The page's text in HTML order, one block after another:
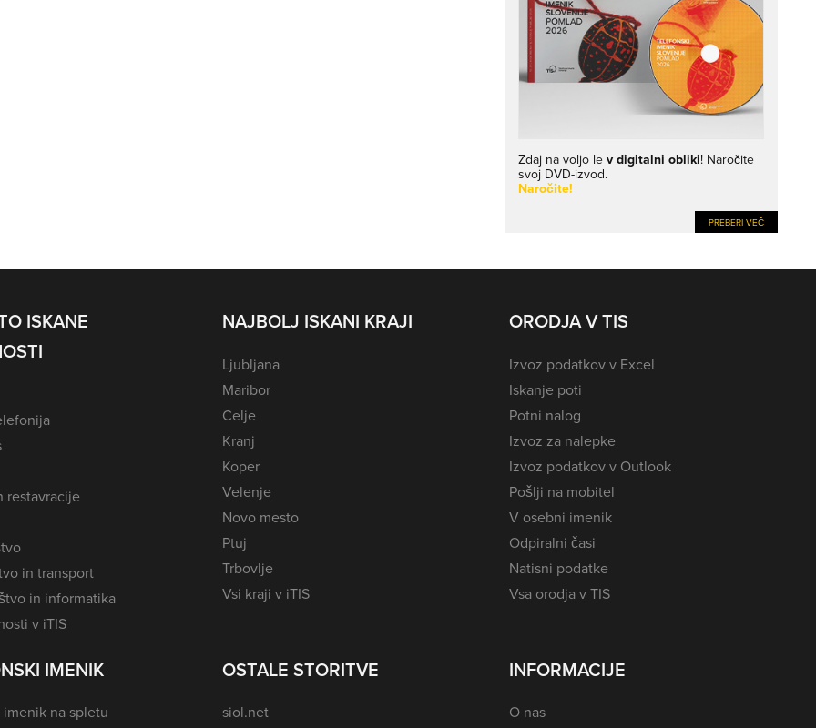
Zdaj na voljo le v digitalni obliki! Naročite
svoj DVD-izvod.
Naročite!
PREBERI VEČ
ISKANE
restavracije
in transport
in informatika
v iTIS
NAJBOLJ ISKANI KRAJI
Ljubljana
Maribor
Celje
Kranj
Koper
Velenje
Novo mesto
Ptuj
Trbovlje
Vsi kraji v iTIS
ORODJA V TIS
Izvoz podatkov v Excel
Iskanje poti
Potni nalog
Izvoz za nalepke
Izvoz podatkov v Outlook
Pošlji na mobitel
V osebni imenik
Odpiralni časi
Natisni podatke
Vsa orodja v TIS
IMENIK
na spletu
OSTALE STORITVE
siol.net
INFORMACIJE
O nas